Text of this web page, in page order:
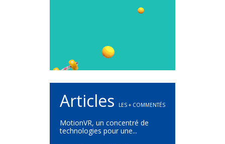
Articles LES + COMMENTÉS
MotionVR, un concentré de
technologies pour une...